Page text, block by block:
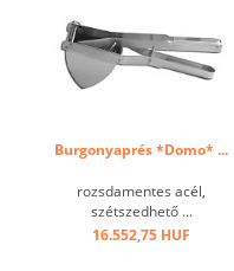
Burgonyaprés *Domo* ...
rozsdamentes acél,
szétszedhető ...
16.552,75 HUF